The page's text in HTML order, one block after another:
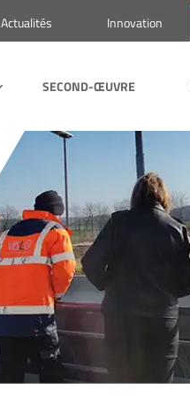
Actualités Innovation
SECOND-ŒUVRE